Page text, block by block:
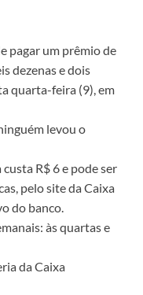
pagar um prêmio de
dezenas e dois
quarta-feira (9), em
levou o
R$ 6 e pode ser
pelo site da Caixa
do banco.
às quartas e
da Caixa